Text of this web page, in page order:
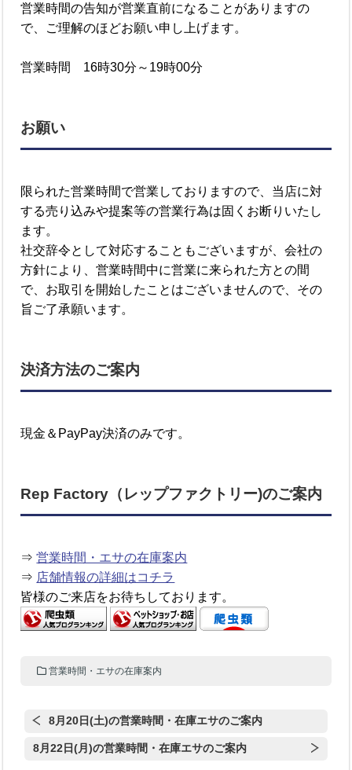
営業時間の告知が営業直前になることがありますの
で、ご理解のほどお願い申し上げます。
営業時間 16時30分～19時00分
お願い
限られた営業時間で営業しておりますので、当店に対
する売り込みや提案等の営業行為は固くお断りいたし
ます。
社交辞令として対応することもございますが、会社の
方針により、営業時間中に営業に来られた方との間
で、お取引を開始したことはございませんので、その
旨ご了承願います。
決済方法のご案内
現金＆PayPay決済のみです。
Rep Factory（レップファクトリー)のご案内
⇒営業時間・エサの在庫案内
⇒ 店舗情報の詳細はコチラ
皆様のご来店をお待ちしております。
営業時間・エサの在庫案内
8月20日(土)の営業時間・在庫エサのご案内
8月22日(月)の営業時間・在庫エサのご案内